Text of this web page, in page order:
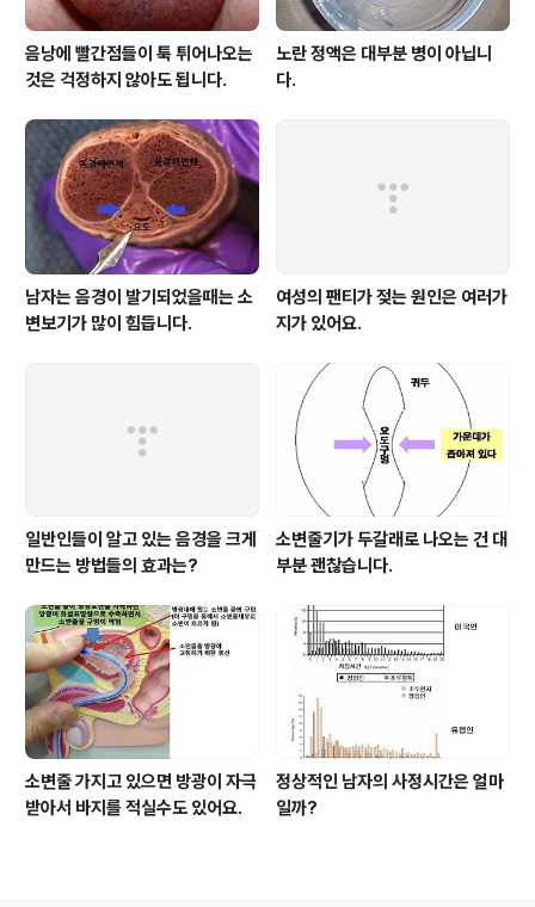
음낭에 빨간점들이 툭 튀어나오는
것은 걱정하지 않아도 됩니다.
노란 정액은 대부분 병이 아닙니
다.
남자는 음경이 발기되었을때는 소
변보기가 많이 힘듭니다.
여성의 팬티가 젖는 원인은 여러가
지가 있어요.
일반인들이 알고 있는 음경을 크게
만드는 방법들의 효과는?
소변줄기가 두갈래로 나오는 건 대
부분 괜찮습니다.
소변줄 가지고 있으면 방광이 자극
받아서 바지를 적실수도 있어요.
정상적인 남자의 사정시간은 얼마
일까?